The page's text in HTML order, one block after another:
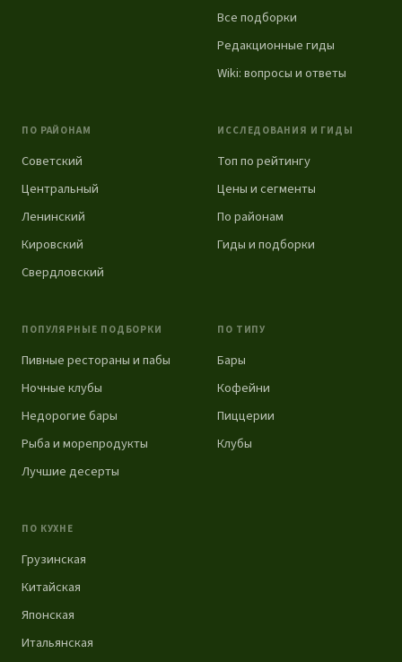
Все подборки
Редакционные гиды
Wiki: вопросы и ответы
ПО РАЙОНАМ
Советский
Центральный
Ленинский
Кировский
Свердловский
ИССЛЕДОВАНИЯ И ГИДЫ
Топ по рейтингу
Цены и сегменты
По районам
Гиды и подборки
ПОПУЛЯРНЫЕ ПОДБОРКИ
Пивные рестораны и пабы
Ночные клубы
Недорогие бары
Рыба и морепродукты
Лучшие десерты
ПО ТИПУ
Бары
Кофейни
Пиццерии
Клубы
ПО КУХНЕ
Грузинская
Китайская
Японская
Итальянская